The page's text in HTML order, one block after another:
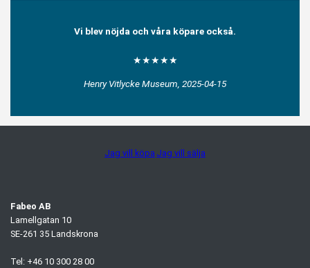
Vi blev nöjda och våra köpare också.
★★★★★
Henry Vitlycke Museum, 2025-04-15
Jag vill köpa Jag vill sälja
Fabeo AB
Lamellgatan 10
SE-261 35 Landskrona
Tel: +46 10 300 28 00